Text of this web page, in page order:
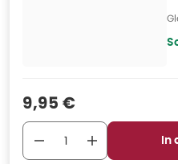
Verkaufspreis
9,95 €
In